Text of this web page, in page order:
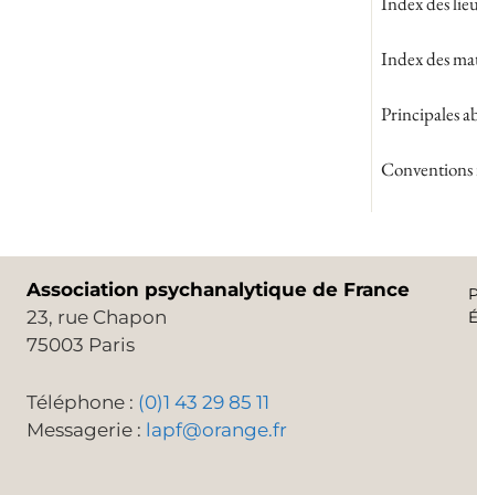
Index des
Principales
Conventions
Association psychanalytique de France
23, rue Chapon
75003 Paris
Téléphone : (0)1 43 29 85 11
Messagerie : lapf@orange.fr